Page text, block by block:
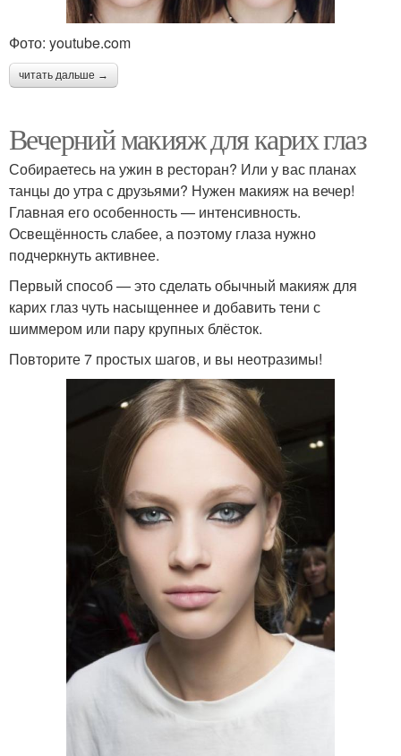
Фото: youtube.com
читать дальше →
Вечерний макияж для карих глаз
Собираетесь на ужин в ресторан? Или у вас планах
танцы до утра с друзьями? Нужен макияж на вечер!
Главная его особенность — интенсивность.
Освещённость слабее, а поэтому глаза нужно
подчеркнуть активнее.
Первый способ — это сделать обычный макияж для
карих глаз чуть насыщеннее и добавить тени с
шиммером или пару крупных блёсток.
Повторите 7 простых шагов, и вы неотразимы!